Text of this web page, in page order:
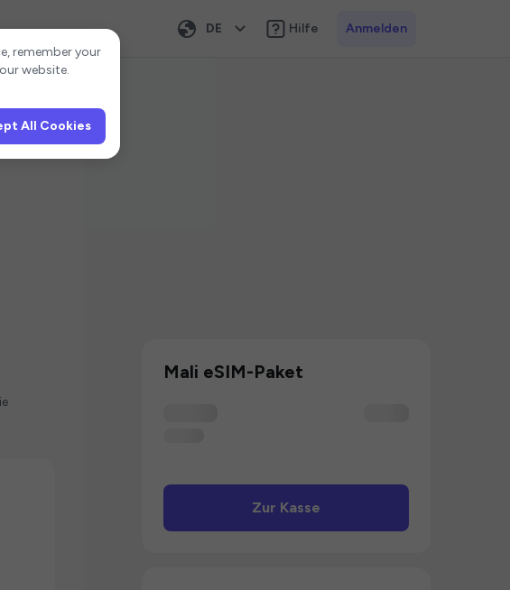
DE Hilfe Anmelden
Mali eSIM-Paket
Zur Kasse
remember your
website.
All Cookies